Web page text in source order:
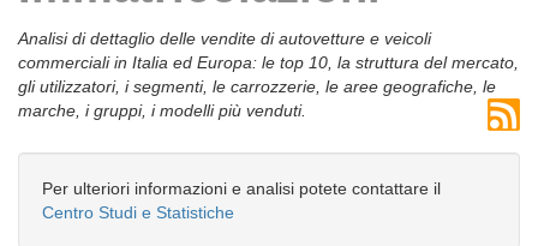
Analisi di dettaglio delle vendite di autovetture e veicoli
commerciali in Italia ed Europa: le top 10, la struttura del mercato,
gli utilizzatori, i segmenti, le carrozzerie, le aree geografiche, le
marche, i gruppi, i modelli più venduti.
Per ulteriori informazioni e analisi potete contattare il
Centro Studi e Statistiche